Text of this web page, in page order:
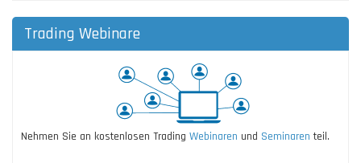
Trading Webinare
Nehmen Sie an kostenlosen Trading Webinaren und Seminaren teil.